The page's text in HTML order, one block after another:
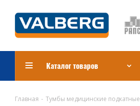
Каталог товаров
Главная - Тумбы медицинские подкатные